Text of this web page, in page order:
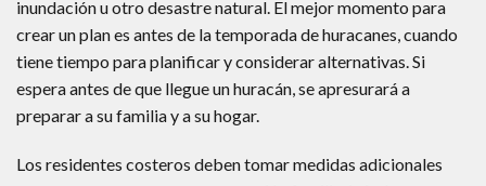
inundación u otro desastre natural. El mejor momento para
crear un plan es antes de la temporada de huracanes, cuando
tiene tiempo para planificar y considerar alternativas. Si
espera antes de que llegue un huracán, se apresurará a
preparar a su familia y a su hogar.
Los residentes costeros deben tomar medidas adicionales